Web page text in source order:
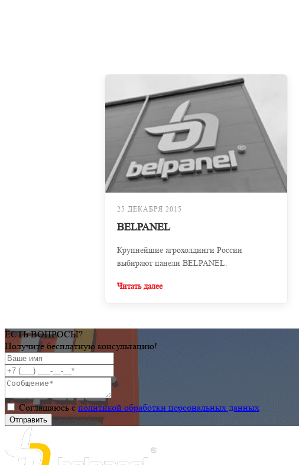
25 ДЕКАБРЯ 2015
BELPANEL
Крупнейшие агрохолдинги России
выбирают панели BELPANEL.
Читать далее
ЕСТЬ ВОПРОСЫ?
Получите бесплатную консультацию!
Соглашаюсь сполитикой обработки персональных данных